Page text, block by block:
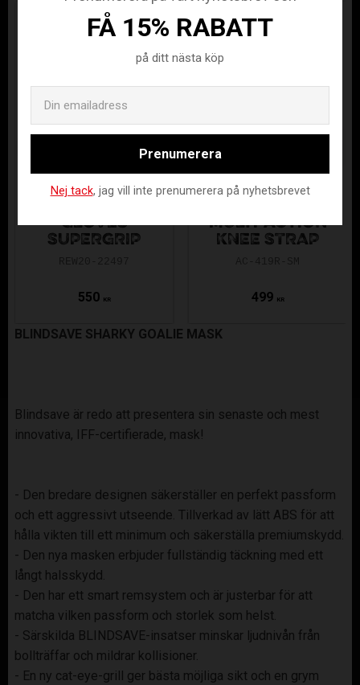
GLOVES
SUPERGRIP
550 KR
MULTI-ACTION
KNEE STRAP
499 KR
BLINDSAVE SHARKY GOALIE MASK
Blindsave är redo att presentera sin senaste och mest
innovativa, IFF-certifierade, mask!
- Den bredare designen säkerställer en perfekt passform
och ett aggressivt utseende. Tillverkad av lätt ABS för att
hålla vikten till ett minimum och säkerställa premiumskydd.
- Den nya masken erbjuder fullständig täckning med ett
långt halsskydd.
- Den har ett smart remsystem och är justerbar för att
matcha vilken passform och storlek som helst.
- Särskilda BLINDSAVE-insatser minskar ljudnivån från
bollträffar och mildrar kollisioner.
- En ny cat-eye-grill ger bästa möjliga sikt och en grym
FÅ 15% RABATT
på ditt nästa köp
Prenumerera
Nej tack, jag vill inte prenumerera på nyhetsbrevet